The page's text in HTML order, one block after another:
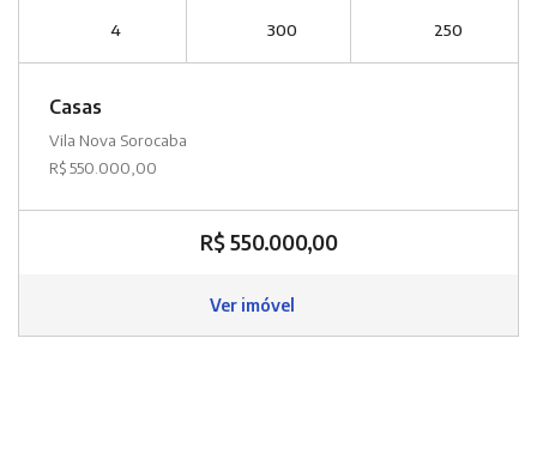
4 300 250
Casas
Vila Nova Sorocaba
R$ 550.000,00
R$ 550.000,00
Ver imóvel